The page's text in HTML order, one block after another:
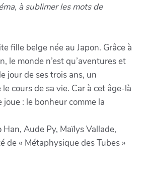
à sublimer les mots de
fille belge née au Japon. Grâce à
le monde n’est qu’aventures et
jour de ses trois ans, un
cours de sa vie. Car à cet âge-là
: le bonheur comme la
Aude Py, Maïlys Vallade,
de « Métaphysique des Tubes »